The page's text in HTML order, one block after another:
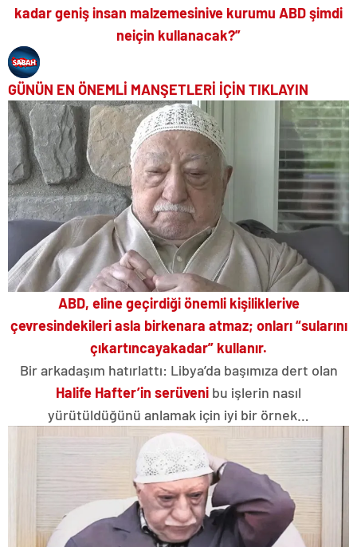
kadar geniş insan malzemesinive kurumu ABD şimdi
neiçin kullanacak?”
GÜNÜN EN ÖNEMLİ MANŞETLERİ İÇİN TIKLAYIN
ABD, eline geçirdiği önemli kişiliklerive
çevresindekileri asla birkenara atmaz; onları“sularını
çıkartıncayakadar” kullanır.
Bir arkadaşım hatırlattı: Libya’da başımıza dert olan
Halife Hafter’in serüveni bu işlerin nasıl
yürütüldüğünü anlamak için iyi bir örnek…